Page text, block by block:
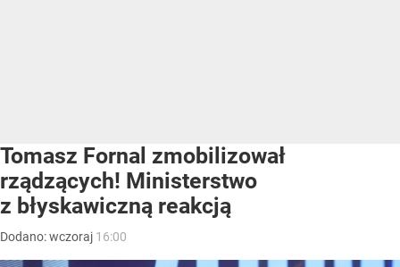
Tomasz Fornal zmobilizował
rządzących! Ministerstwo
z błyskawiczną reakcją
Dodano:wczoraj 16:00